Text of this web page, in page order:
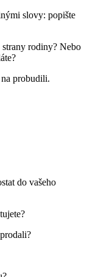
slovy: popište
rodiny? Nebo
probudili.
do vašeho